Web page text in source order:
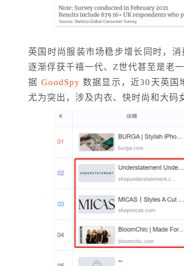
英国时尚服装市场稳步增长同时，
逐渐俘获千禧一代、Z世代甚至是老
据 GoodSpy 数据显示，近30天英国
尤为突出，涉及内衣、快时尚和大码